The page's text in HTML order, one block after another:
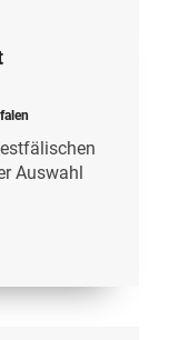
Auswahl